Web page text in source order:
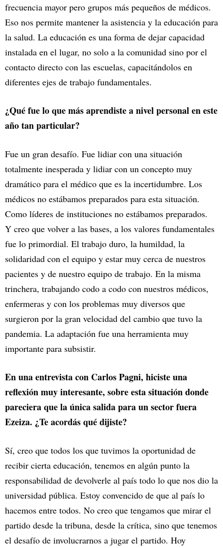
frecuencia mayor pero grupos más pequeños de médicos.
Eso nos permite mantener la asistencia y la educación para
la salud. La educación es una forma de dejar capacidad
instalada en el lugar, no solo a la comunidad sino por el
contacto directo con las escuelas, capacitándolos en
diferentes ejes de trabajo fundamentales.
¿Qué fue lo que más aprendiste a nivel personal en este
año tan particular?
Fue un gran desafío. Fue lidiar con una situación
totalmente inesperada y lidiar con un concepto muy
dramático para el médico que es la incertidumbre. Los
médicos no estábamos preparados para esta situación.
Como líderes de instituciones no estábamos preparados.
Y creo que volver a las bases, a los valores fundamentales
fue lo primordial. El trabajo duro, la humildad, la
solidaridad con el equipo y estar muy cerca de nuestros
pacientes y de nuestro equipo de trabajo. En la misma
trinchera, trabajando codo a codo con nuestros médicos,
enfermeras y con los problemas muy diversos que
surgieron por la gran velocidad del cambio que tuvo la
pandemia. La adaptación fue una herramienta muy
importante para subsistir.
En una entrevista con Carlos Pagni, hiciste una
reflexión muy interesante, sobre esta situación donde
pareciera que la única salida para un sector fuera
Ezeiza. ¿Te acordás qué dijiste?
Sí, creo que todos los que tuvimos la oportunidad de
recibir cierta educación, tenemos en algún punto la
responsabilidad de devolverle al país todo lo que nos dio la
universidad pública. Estoy convencido de que al país lo
hacemos entre todos. No creo que tengamos que mirar el
partido desde la tribuna, desde la crítica, sino que tenemos
el desafío de involucrarnos a jugar el partido. Hoy